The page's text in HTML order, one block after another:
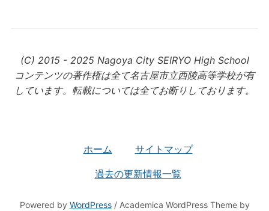
(C) 2015 - 2025 Nagoya City SEIRYO High School
コンテンツの著作権は全て名古屋市立西陵高等学校が有
しています。転載については全てお断りしております。
ホーム サイトマップ
過去の更新情報一覧
Powered by WordPress/ Academica WordPress Theme by